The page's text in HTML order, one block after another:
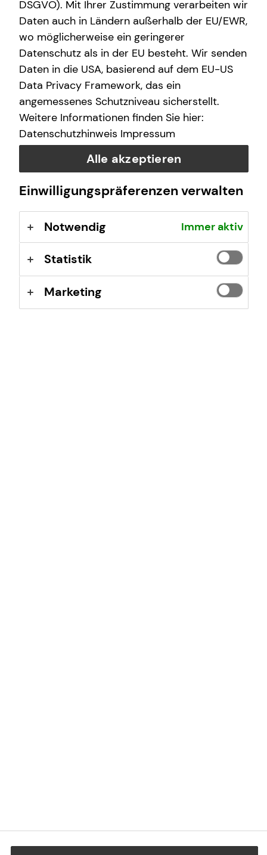
Telefonnummer
E-Mail
Nachricht
Ich habe die Informationen zumDatenschutz
gelesen
und bin damit einverstanden.
Ich bin damit einverstanden, dass mich tecis bzw.
selbstständige Vertriebspartner von tecis aufgrund
meiner obigen Anfrage kontaktieren dürfen. Diese
Fax, E-Mail) ohne Angaben von Gründen bei der
Firma tecis Finanzdienstleistungen AG, Alter
DSGVO). Mit Ihrer Zustimmung verarbeiten wir
Daten auch in Ländern außerhalb der EU/EWR,
wo möglicherweise ein geringerer
Datenschutz als in der EU besteht. Wir senden
Daten in die USA, basierend auf dem EU-US
Data Privacy Framework, das ein
angemessenes Schutzniveau sicherstellt.
Weitere Informationen finden Sie hier:
Datenschutzhinweis Impressum
Alle akzeptieren
Einwilligungspräferenzen verwalten
Notwendig Immer aktiv
Statistik
Marketing